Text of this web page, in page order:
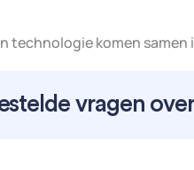
technologie komen samen
vragen